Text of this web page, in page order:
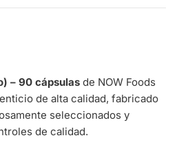
– 90 cápsulas de NOW Foods
de alta calidad, fabricado
seleccionados y
de calidad.